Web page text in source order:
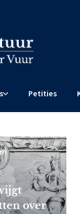
Petities
over
censuur af